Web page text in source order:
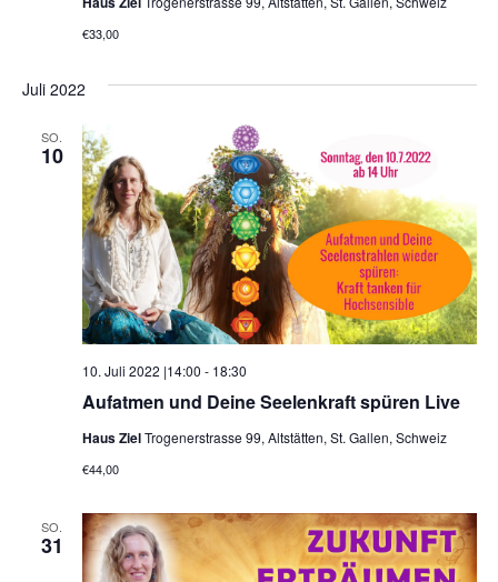
€33,00
Juli 2022
SO.
10
Aufatmen und Deine Seelenkraft spüren Live
10. Juli 2022 |14:00 - 18:30
Haus ZielTrogenerstrasse 99, Altstätten, St. Gallen, Schweiz
€44,00
SO.
31